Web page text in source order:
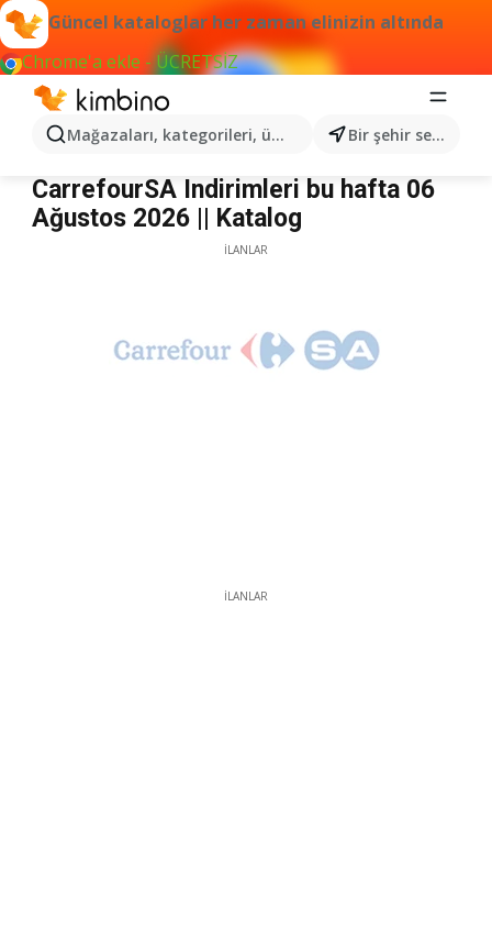
Güncel kataloglar her zaman elinizin altında
Chrome'a ekle - ÜCRETSİZ
Mağazaları, kategorileri, ürünleri arayın... Bir şehir seçin
CarrefourSA
CarrefourSA Indirimleri bu hafta 06
Ağustos 2026 || Katalog
İLANLAR
İLANLAR